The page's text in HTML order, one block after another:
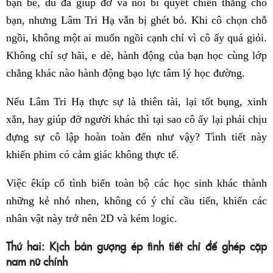
bạn, nhưng Lâm Tri Hạ vẫn bị ghét bỏ. Khi cô chọn chỗ
ngồi, không một ai muốn ngồi cạnh chỉ vì cô ấy quá giỏi.
Không chỉ sợ hãi, e dè, hành động của bạn học cùng lớp
chẳng khác nào hành động bạo lực tâm lý học đường.
Nếu Lâm Tri Hạ thực sự là thiên tài, lại tốt bụng, xinh
xắn, hay giúp đỡ người khác thì tại sao cô ấy lại phải chịu
đựng sự cô lập hoàn toàn đến như vậy? Tình tiết này
khiến phim có cảm giác không thực tế.
Việc êkíp cố tình biến toàn bộ các học sinh khác thành
những kẻ nhỏ nhen, không có ý chí cầu tiến, khiến các
nhân vật này trở nên 2D và kém logic.
Thứ hai: Kịch bản gượng ép tình tiết chỉ để ghép cặp
nam nữ chính